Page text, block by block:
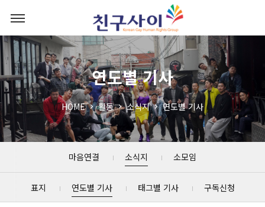
연도별 기사
HOME 활동 소식지 연도별 기사
마음연결 소식지 소모임
표지 연도별 기사 태그별 기사 구독신청